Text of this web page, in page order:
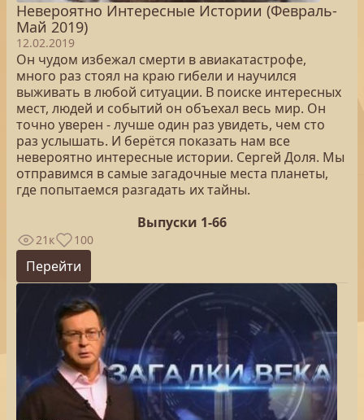
Невероятно Интересные Истории (Февраль-
Май 2019)
12.02.2019
Он чудом избежал смерти в авиакатастрофе,
много раз стоял на краю гибели и научился
выживать в любой ситуации. В поиске интересных
мест, людей и событий он объехал весь мир. Он
точно уверен - лучше один раз увидеть, чем сто
раз услышать. И берётся показать нам все
невероятно интересные истории. Сергей Доля. Мы
отправимся в самые загадочные места планеты,
где попытаемся разгадать их тайны.
Выпуски 1-66
21к 100
Перейти